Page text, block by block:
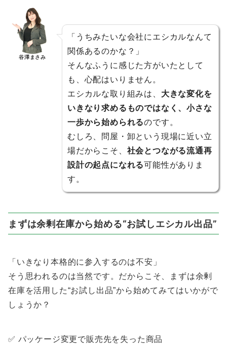
谷澤まさみ
「うちみたいな会社にエシカルなんて
関係あるのかな？」
そんなふうに感じた方がいたとして
も、心配はいりません。
エシカルな取り組みは、 大きな変化を
いきなり求めるものではなく、小さな
一歩から始められるのです。
むしろ、問屋・卸という現場に近い立
場だからこそ、 社会とつながる流通再
設計の起点になれる可能性がありま
す。
まずは余剰在庫から始める“お試しエシカル出品”
「いきなり本格的に参入するのは不安」
そう思われるのは当然です。だからこそ、まずは余剰
在庫を活用した“お試し出品”から始めてみてはいかがで
しょうか？
✅ パッケージ変更で販売先を失った商品